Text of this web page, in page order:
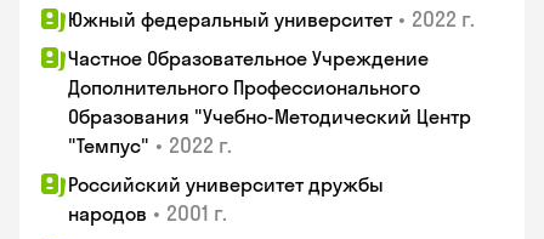
Южный федеральный университет • 2022 г.
Частное Образовательное Учреждение
Дополнительного Профессионального
Образования "Учебно-Методический Центр
"Темпус" • 2022 г.
Российский университет дружбы
народов • 2001 г.